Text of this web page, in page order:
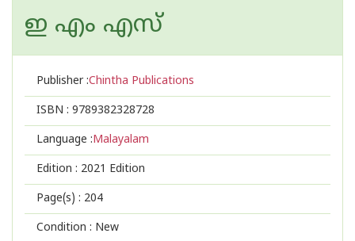
ഇ എം എസ്
Publisher :Chintha Publications
ISBN : 9789382328728
Language :Malayalam
Edition : 2021 Edition
Page(s) : 204
Condition : New